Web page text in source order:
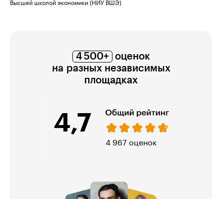
Высшей школой экономики (НИУ ВШЭ)
4 500+ оценок
на разных независимых
площадках
4,7
974 оценки